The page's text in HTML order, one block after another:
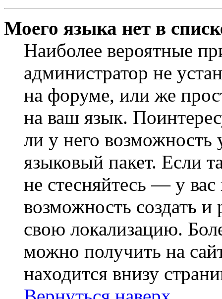
Моего языка нет в
Наиболее вероятные
администратор не
на форуме, или же
на ваш язык.
ли у него
языковый пакет. Если
не стесняйтесь — у вас
возможность создать
свою локализацию.
можно получить на
находится внизу